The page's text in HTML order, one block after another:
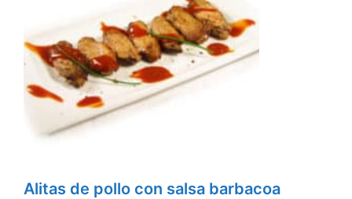
Alitas de pollo con salsa barbacoa